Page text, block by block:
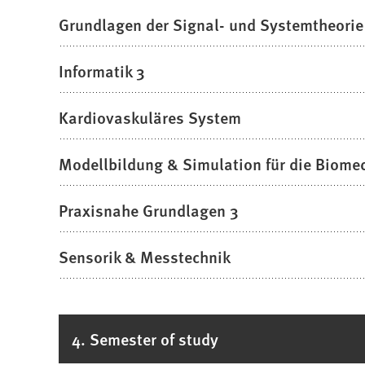
Grundlagen der Signal- und Systemtheorie
Informatik 3
Kardiovaskuläres System
Modellbildung & Simulation für die
Praxisnahe Grundlagen 3
Sensorik & Messtechnik
4. Semester of study